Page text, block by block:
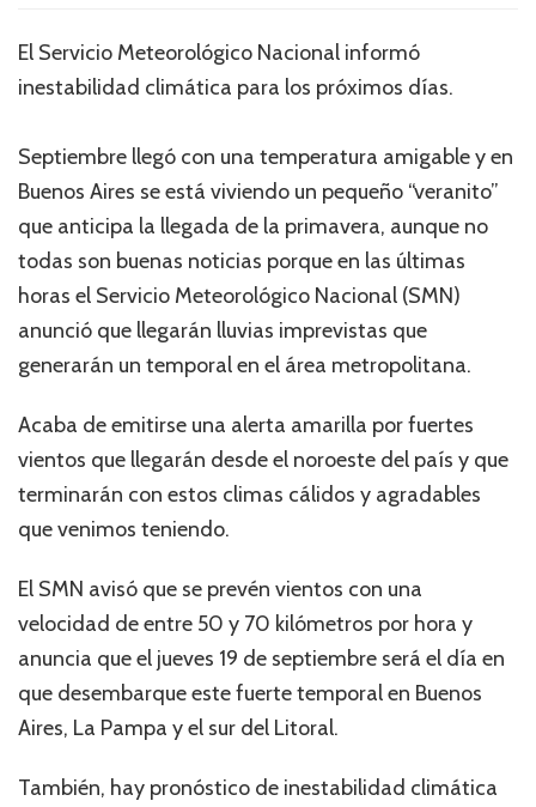
El Servicio Meteorológico Nacional informó
inestabilidad climática para los próximos días.
Septiembre llegó con una temperatura amigable y en
Buenos Aires se está viviendo un pequeño “veranito”
que anticipa la llegada de la primavera, aunque no
todas son buenas noticias porque en las últimas
horas el Servicio Meteorológico Nacional (SMN)
anunció que llegarán lluvias imprevistas que
generarán un temporal en el área metropolitana.
Acaba de emitirse una alerta amarilla por fuertes
vientos que llegarán desde el noroeste del país y que
terminarán con estos climas cálidos y agradables
que venimos teniendo.
El SMN avisó que se prevén vientos con una
velocidad de entre 50 y 70 kilómetros por hora y
anuncia que el jueves 19 de septiembre será el día en
que desembarque este fuerte temporal en Buenos
Aires, La Pampa y el sur del Litoral.
También, hay pronóstico de inestabilidad climática